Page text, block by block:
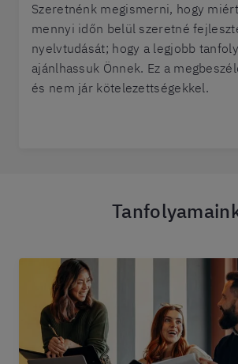
Szeretnénk megismerni, hogy
mennyi időn belül szeretné
nyelvtudását; hogy a legjobb
ajánlhassuk Önnek. Ez a
és nem jár kötelezettségekkel.